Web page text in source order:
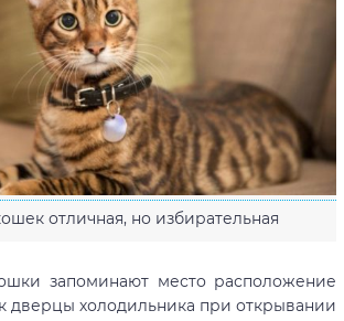
отличная, но избирательная
запоминают место расположение
дверцы холодильника при открывании